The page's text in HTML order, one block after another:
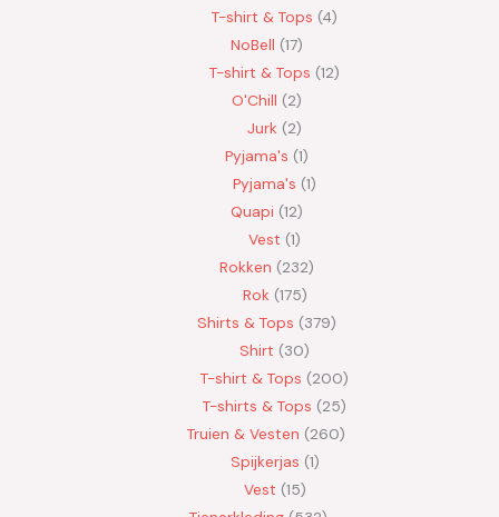
T-shirt & Tops 4
NoBell 17
T-shirt & Tops 12
O'Chill 2
Jurk 2
Pyjama's 1
Pyjama's 1
Quapi 12
Vest 1
Rokken 232
Rok 175
Shirts & Tops 379
Shirt
30
T-shirt & Tops
200
T-shirts & Tops
25
Truien & Vesten
260
Spijkerjas 1
Vest 15